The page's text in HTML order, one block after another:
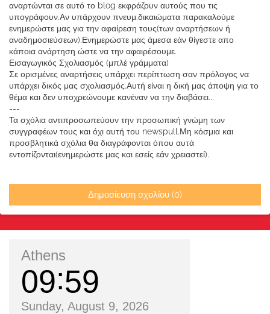
αναρτώνται σε αυτό το blog εκφράζουν αυτούς που τις
υπογράφουν.Αν υπάρχουν πνευμ.δικαιώματα παρακαλούμε
ενημερώστε μας για την αφαίρεση τους(των αναρτήσεων ή
αναδημοσιεύσεων).Ενημερώστε μας άμεσα εάν θίγεστε απο
κάποια ανάρτηση ώστε να την αφαιρέσουμε.
Εισαγωγικός Σχολιασμός (μπλέ γράμματα)
Σε ορισμένες αναρτήσεις υπάρχει περίπτωση σαν πρόλογος να
υπάρχει δικός μας σχολιασμός.Αυτή είναι η δική μας άποψη για το
θέμα και δεν υποχρεώνουμε κανέναν να την διαβάσει...
---
Τα σχόλια αντιπροσωπεύουν την προσωπική γνώμη των
συγγραφέων τους και όχι αυτή του newspull.Μη κόσμια και
προσβλητικά σχόλια θα διαγράφονται όπου αυτά
εντοπίζονται(ενημερώστε μας και εσείς εάν χρειαστεί).
Δημοσίευση σχολίου (0)
Athens
09 59
Sunday, August 9, 2026